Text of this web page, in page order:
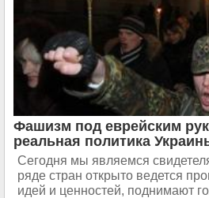
Фашизм под еврейским
реальная политика
Сегодня мы являемся
ряде стран открыто ведется
идей и ценностей, поднимают